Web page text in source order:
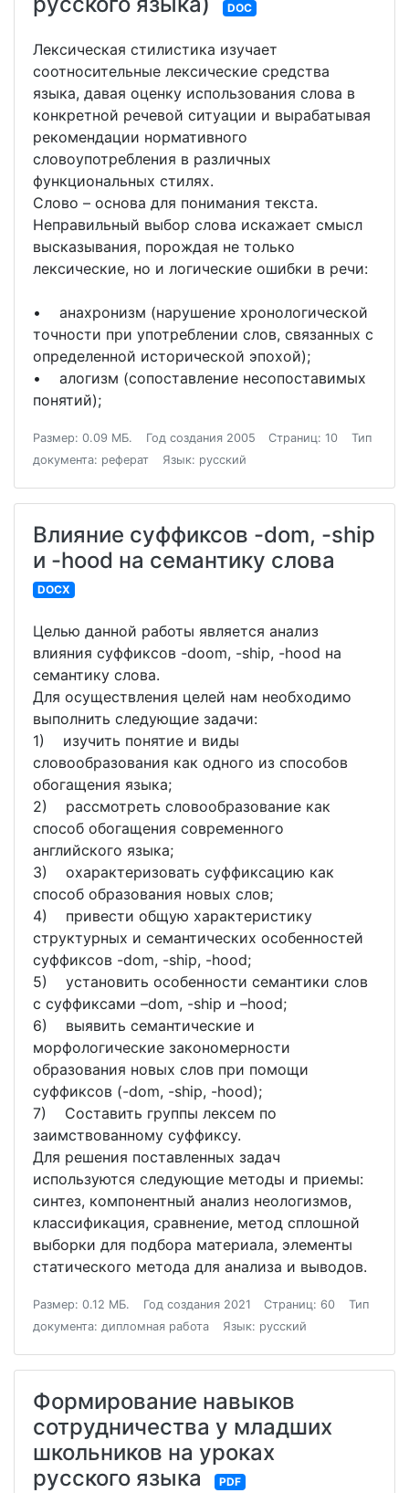
DOC
Лексическая стилистика изучает
соотносительные лексические средства
языка, давая оценку использования слова в
конкретной речевой ситуации и вырабатывая
рекомендации нормативного
словоупотребления в различных
функциональных стилях.
Слово – основа для понимания текста.
Неправильный выбор слова искажает смысл
высказывания, порождая не только
лексические, но и логические ошибки в речи:
• анахронизм (нарушение хронологической
точности при употреблении слов, связанных с
определенной исторической эпохой);
• алогизм (сопоставление несопоставимых
понятий);
Размер: 0.09 МБ. Год создания 2005 Страниц: 10
Тип
документа: реферат
Язык: русский
Влияние суффиксов -dom, -ship
и -hood на семантику слова
DOCX
Целью данной работы является анализ
влияния суффиксов -doom, -ship, -hood на
семантику слова.
Для осуществления целей нам необходимо
выполнить следующие задачи:
1) изучить понятие и виды
словообразования как одного из способов
обогащения языка;
2) рассмотреть словообразование как
способ обогащения современного
английского языка;
3) охарактеризовать суффиксацию как
способ образования новых слов;
4) привести общую характеристику
структурных и семантических особенностей
суффиксов -dom, -ship, -hood;
5) установить особенности семантики слов
с суффиксами –dom, -ship и –hood;
6) выявить семантические и
морфологические закономерности
образования новых слов при помощи
суффиксов (-dom, -ship, -hood);
7) Составить группы лексем по
заимствованному суффиксу.
Для решения поставленных задач
используются следующие методы и приемы:
синтез, компонентный анализ неологизмов,
классификация, сравнение, метод сплошной
выборки для подбора материала, элементы
статического метода для анализа и выводов.
Размер: 0.12 МБ. Год создания 2021 Страниц: 60
Тип
документа: дипломная работа
Язык: русский
Формирование навыков
сотрудничества у младших
школьников на уроках
русского языка
PDF